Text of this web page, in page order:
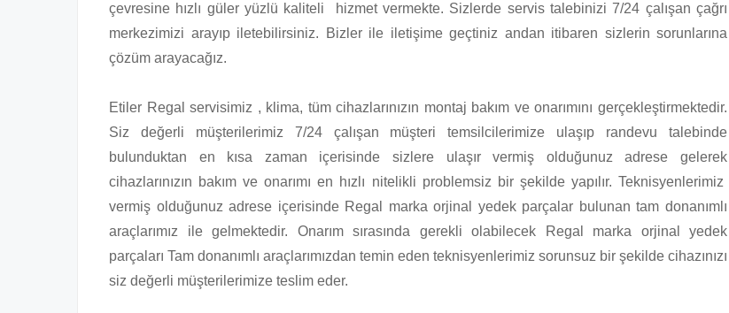
çevresine hızlı güler yüzlü kaliteli hizmet vermekte. Sizlerde servis talebinizi 7/24 çalışan çağrı
merkezimizi arayıp iletebilirsiniz. Bizler ile iletişime geçtiniz andan itibaren sizlerin sorunlarına
çözüm arayacağız.
Etiler Regal servisimiz , klima, tüm cihazlarınızın montaj bakım ve onarımını gerçekleştirmektedir.
Siz değerli müşterilerimiz 7/24 çalışan müşteri temsilcilerimize ulaşıp randevu talebinde
bulunduktan en kısa zaman içerisinde sizlere ulaşır vermiş olduğunuz adrese gelerek
cihazlarınızın bakım ve onarımı en hızlı nitelikli problemsiz bir şekilde yapılır. Teknisyenlerimiz
vermiş olduğunuz adrese içerisinde Regal marka orjinal yedek parçalar bulunan tam donanımlı
araçlarımız ile gelmektedir. Onarım sırasında gerekli olabilecek Regal marka orjinal yedek
parçaları Tam donanımlı araçlarımızdan temin eden teknisyenlerimiz sorunsuz bir şekilde cihazınızı
siz değerli müşterilerimize teslim eder.